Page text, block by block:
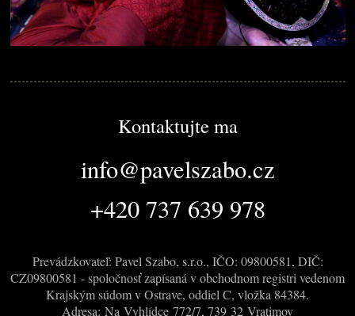
Kontaktujte ma
info@pavelszabo.cz
+420 737 639 978
Prevádzkovateľ: Pavel Szabo, s.r.o., IČO: 09800581, DIČ:
CZ09800581 - spoločnosť zapísaná v obchodnom registri vedenom
Krajským súdom v Ostrave, oddiel C, vložka 84384.
Adresa: Na Vyhlídce 772/7, 739 32 Vratimov